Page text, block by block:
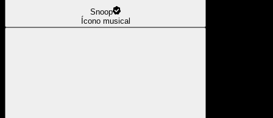
Snoop
Ícono musical